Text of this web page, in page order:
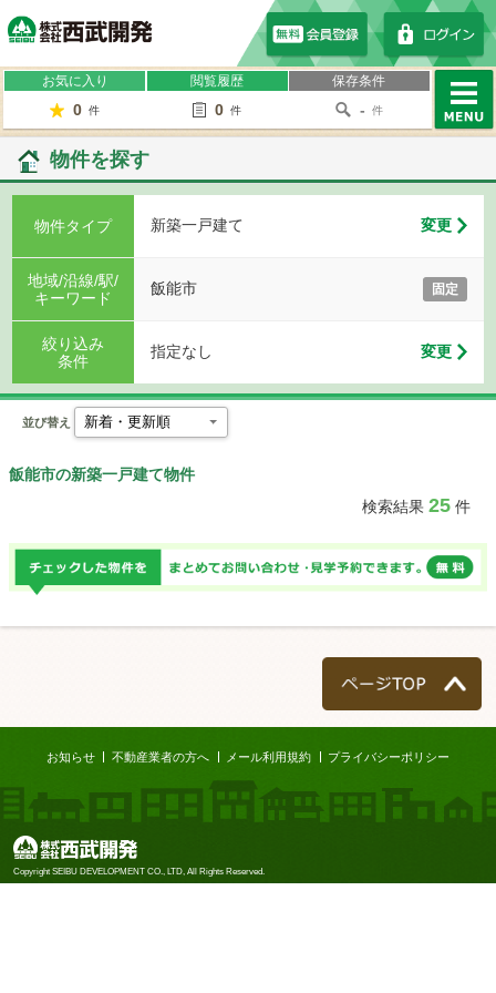
お気に入り
0 件
閲覧履歴
0 件
保存条件
- 件
物件を探す
物件タイプ 新築一戸建て 変更
地域/沿線/駅/
キーワード
飯能市 固定
絞り込み
条件
指定なし 変更
並び替え
飯能市の新築一戸建て物件
検索結果 25件
お知らせ 不動産業者の方へ メール利用規約 プライバシーポリシー
株式会社西武開発
Copyright SEIBU DEVELOPMENT CO., LTD, All Rights Reserved.